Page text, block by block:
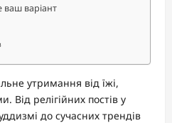
варіант
утримання від їжі,
Від релігійних постів у
до сучасних трендів